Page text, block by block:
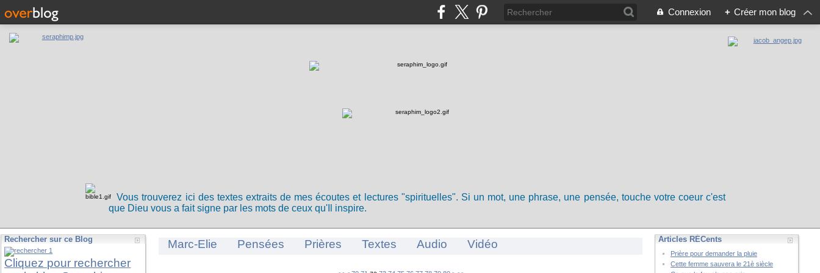
Connexion + Créer mon blog
Vous trouverez ici des textes extraits de mes écoutes et lectures "spirituelles". Si un mot, une phrase, une pensée, touche votre coeur c'est
que Dieu vous a fait signe par les mots de ceux qu'Il inspire.
Rechercher sur ce Blog
Cliquez pour rechercher
Marc-Elie Pensées Prières Textes Audio Vidéo Articles RÉCents
Prière pour demander la pluie
Cette femme sauvera le 21è siècle